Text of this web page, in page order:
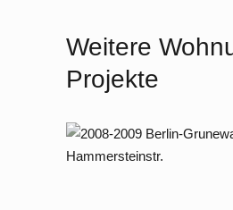
Weitere
Projekte
2008 – 2009 Berlin
Hammersteinstraße